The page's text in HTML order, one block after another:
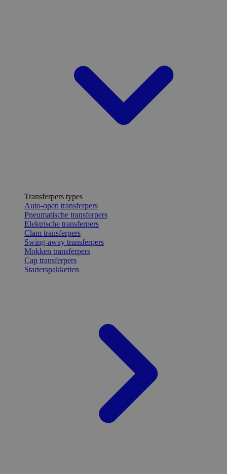
Transferpers types
Auto-open transferpers
Pneumatische transferpers
Elektrische transferpers
Clam transferpers
Swing-away transferpers
Mokken transferpers
Cap transferpers
Starterspakketten